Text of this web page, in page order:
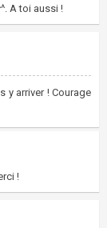
A toi aussi !
y arriver ! Courage
!